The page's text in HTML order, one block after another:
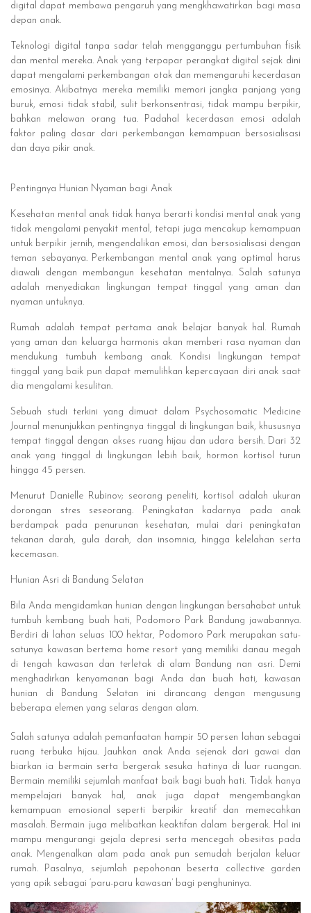
digital dapat membawa pengaruh yang mengkhawatirkan bagi masa
depan anak.
Teknologi digital tanpa sadar telah mengganggu pertumbuhan fisik
dan mental mereka. Anak yang terpapar perangkat digital sejak dini
dapat mengalami perkembangan otak dan memengaruhi kecerdasan
emosinya. Akibatnya mereka memiliki memori jangka panjang yang
buruk, emosi tidak stabil, sulit berkonsentrasi, tidak mampu berpikir,
bahkan melawan orang tua. Padahal kecerdasan emosi adalah
faktor paling dasar dari perkembangan kemampuan bersosialisasi
dan daya pikir anak.
Pentingnya Hunian Nyaman bagi Anak
Kesehatan mental anak tidak hanya berarti kondisi mental anak yang
tidak mengalami penyakit mental, tetapi juga mencakup kemampuan
untuk berpikir jernih, mengendalikan emosi, dan bersosialisasi dengan
teman sebayanya. Perkembangan mental anak yang optimal harus
diawali dengan membangun kesehatan mentalnya. Salah satunya
adalah menyediakan lingkungan tempat tinggal yang aman dan
nyaman untuknya.
Rumah adalah tempat pertama anak belajar banyak hal. Rumah
yang aman dan keluarga harmonis akan memberi rasa nyaman dan
mendukung tumbuh kembang anak. Kondisi lingkungan tempat
tinggal yang baik pun dapat memulihkan kepercayaan diri anak saat
dia mengalami kesulitan.
Sebuah studi terkini yang dimuat dalam Psychosomatic Medicine
Journal menunjukkan pentingnya tinggal di lingkungan baik, khususnya
tempat tinggal dengan akses ruang hijau dan udara bersih. Dari 32
anak yang tinggal di lingkungan lebih baik, hormon kortisol turun
hingga 45 persen.
Menurut Danielle Rubinov; seorang peneliti, kortisol adalah ukuran
dorongan stres seseorang. Peningkatan kadarnya pada anak
berdampak pada penurunan kesehatan, mulai dari peningkatan
tekanan darah, gula darah, dan insomnia, hingga kelelahan serta
kecemasan.
Hunian Asri di Bandung Selatan
Bila Anda mengidamkan hunian dengan lingkungan bersahabat untuk
tumbuh kembang buah hati, Podomoro Park Bandung jawabannya.
Berdiri di lahan seluas 100 hektar, Podomoro Park merupakan satu-
satunya kawasan bertema home resort yang memiliki danau megah
di tengah kawasan dan terletak di alam Bandung nan asri. Demi
menghadirkan kenyamanan bagi Anda dan buah hati, kawasan
hunian di Bandung Selatan ini dirancang dengan mengusung
beberapa elemen yang selaras dengan alam.
Salah satunya adalah pemanfaatan hampir 50 persen lahan sebagai
ruang terbuka hijau. Jauhkan anak Anda sejenak dari gawai dan
biarkan ia bermain serta bergerak sesuka hatinya di luar ruangan.
Bermain memiliki sejumlah manfaat baik bagi buah hati. Tidak hanya
mempelajari banyak hal, anak juga dapat mengembangkan
kemampuan emosional seperti berpikir kreatif dan memecahkan
masalah. Bermain juga melibatkan keaktifan dalam bergerak. Hal ini
mampu mengurangi gejala depresi serta mencegah obesitas pada
anak. Mengenalkan alam pada anak pun semudah berjalan keluar
rumah. Pasalnya, sejumlah pepohonan beserta collective garden
yang apik sebagai ‘paru-paru kawasan’ bagi penghuninya.